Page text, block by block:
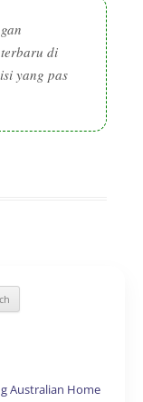
di
yang pas
Australian Home